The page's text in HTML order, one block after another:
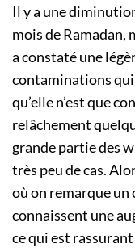
Il y a une
mois de Ramadan,
a constaté une
contaminations qui
qu’elle n’est que
relâchement
grande partie des
très peu de cas.
où on remarque
connaissent une
ce qui est